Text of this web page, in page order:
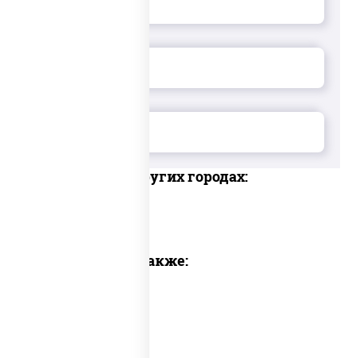
Доставка в других городах:
Предлагаем также: